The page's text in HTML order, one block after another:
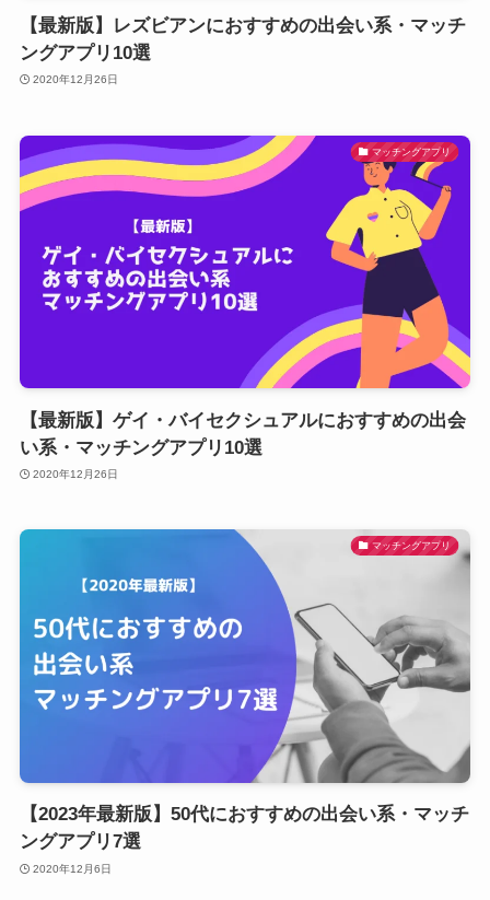
【最新版】レズビアンにおすすめの出会い系・マッチ
ングアプリ10選
2020年12月26日
マッチングアプリ
【最新版】ゲイ・バイセクシュアルにおすすめの出会
い系・マッチングアプリ10選
2020年12月26日
マッチングアプリ
【2023年最新版】50代におすすめの出会い系・マッチ
ングアプリ7選
2020年12月6日